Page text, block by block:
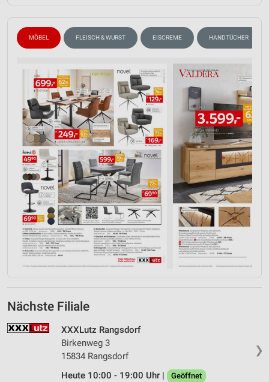
MÖBEL FLEISCH & WURST EISCREME HANDTÜCHER
Nächste Filiale
❯
XXXLutz Rangsdorf
Birkenweg 3
15834 Rangsdorf
Heute 10:00 - 19:00 Uhr |
Geöffnet